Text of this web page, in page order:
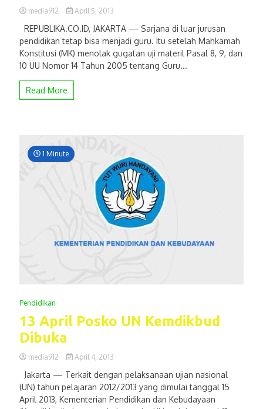
media912 April 5, 2013
REPUBLIKA.CO.ID, JAKARTA — Sarjana di luar jurusan
pendidikan tetap bisa menjadi guru. Itu setelah Mahkamah
Konstitusi (MK) menolak gugatan uji materil Pasal 8, 9, dan
10 UU Nomor 14 Tahun 2005 tentang Guru...
Read More
1 Minute
Pendidikan
13 April Posko UN Kemdikbud
Dibuka
media912 April 4, 2013
Jakarta — Terkait dengan pelaksanaan ujian nasional
(UN) tahun pelajaran 2012/2013 yang dimulai tanggal 15
April 2013, Kementerian Pendidikan dan Kebudayaan